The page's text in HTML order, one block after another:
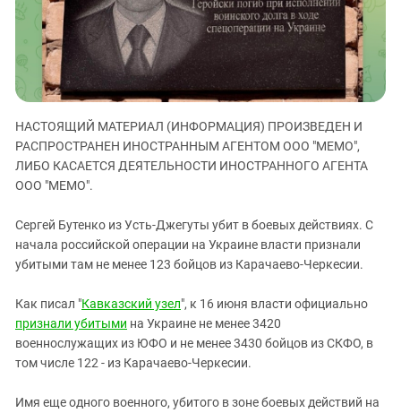
ЗАСТАВЛЯЕТ
КАВКАЗ ЗА ПАЛЕСТИНУ
ИНАКОМЫСЛИЕ В ЧЕЧНЕ
ПРЕСЛЕДОВАНИЕ АКТИВИСТОВ
МОБИЛИЗАЦИЯ И ПРОТЕСТЫ
Дагестан
Ингушетия
Кабардино-Балкария
Калмыкия
Карачаево-Черкесия
Краснодарский край
Нагорный Карабах
Ростовская область
Северная Осетия - Алания
Ставропольский край
Чечня
Южный Кавказ
НАСТОЯЩИЙ МАТЕРИАЛ (ИНФОРМАЦИЯ) ПРОИЗВЕДЕН И
РАСПРОСТРАНЕН ИНОСТРАННЫМ АГЕНТОМ ООО "МЕМО",
ЛИБО КАСАЕТСЯ ДЕЯТЕЛЬНОСТИ ИНОСТРАННОГО АГЕНТА
ООО "МЕМО".
Сергей Бутенко из Усть-Джегуты убит в боевых действиях. С
начала российской операции на Украине власти признали
убитыми там не менее 123 бойцов из Карачаево-Черкесии.
Как писал "Кавказский узел", к 16 июня власти официально
признали убитыми на Украине не менее 3420
военнослужащих из ЮФО и не менее 3430 бойцов из СКФО, в
том числе 122 - из Карачаево-Черкесии.
Имя еще одного военного, убитого в зоне боевых действий на